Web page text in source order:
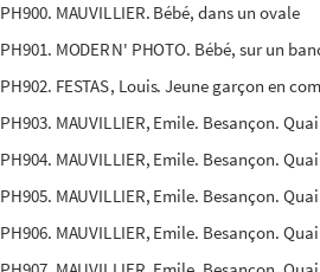
PH900. MAUVILLIER. Bébé, dans un ovale
PH901. MODERN' PHOTO. Bébé, sur un
PH902. FESTAS, Louis. Jeune garçon en
PH903. MAUVILLIER, Emile. Besançon.
PH904. MAUVILLIER, Emile. Besançon.
PH905. MAUVILLIER, Emile. Besançon.
PH906. MAUVILLIER, Emile. Besançon.